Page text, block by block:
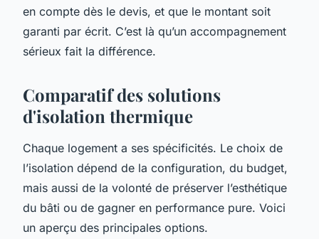
en compte dès le devis, et que le montant soit
garanti par écrit. C’est là qu’un accompagnement
sérieux fait la différence.
Comparatif des solutions
d'isolation thermique
Chaque logement a ses spécificités. Le choix de
l’isolation dépend de la configuration, du budget,
mais aussi de la volonté de préserver l’esthétique
du bâti ou de gagner en performance pure. Voici
un aperçu des principales options.